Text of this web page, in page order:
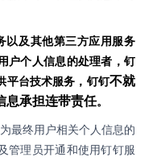
以及其他第三方应用服务
户个人信息的处理者，钉
平台技术服务，钉钉不就
息承担连带责任。
最终用户相关个人信息的
管理员开通和使用钉钉服